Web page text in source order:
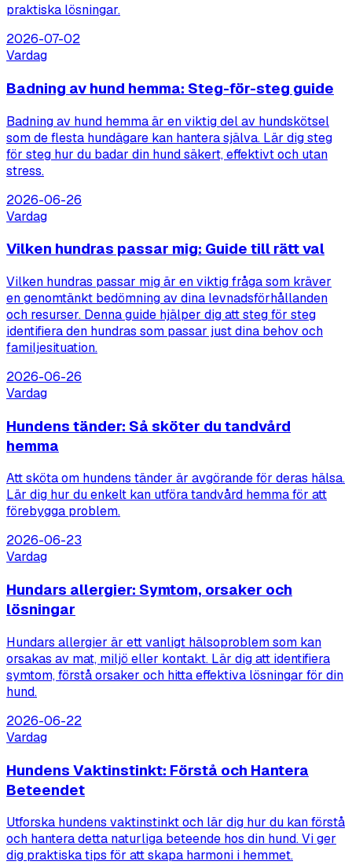
praktiska lösningar.
2026-07-02
Vardag
Badning av hund hemma: Steg-för-steg guide
Badning av hund hemma är en viktig del av hundskötsel
som de flesta hundägare kan hantera själva. Lär dig steg
för steg hur du badar din hund säkert, effektivt och utan
stress.
2026-06-26
Vardag
Vilken hundras passar mig: Guide till rätt val
Vilken hundras passar mig är en viktig fråga som kräver
en genomtänkt bedömning av dina levnadsförhållanden
och resurser. Denna guide hjälper dig att steg för steg
identifiera den hundras som passar just dina behov och
familjesituation.
2026-06-26
Vardag
Hundens tänder: Så sköter du tandvård
hemma
Att sköta om hundens tänder är avgörande för deras hälsa.
Lär dig hur du enkelt kan utföra tandvård hemma för att
förebygga problem.
2026-06-23
Vardag
Hundars allergier: Symtom, orsaker och
lösningar
Hundars allergier är ett vanligt hälsoproblem som kan
orsakas av mat, miljö eller kontakt. Lär dig att identifiera
symtom, förstå orsaker och hitta effektiva lösningar för din
hund.
2026-06-22
Vardag
Hundens Vaktinstinkt: Förstå och Hantera
Beteendet
Utforska hundens vaktinstinkt och lär dig hur du kan förstå
och hantera detta naturliga beteende hos din hund. Vi ger
dig praktiska tips för att skapa harmoni i hemmet.